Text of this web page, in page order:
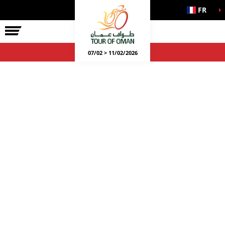
FR
07/02 > 11/02/2026